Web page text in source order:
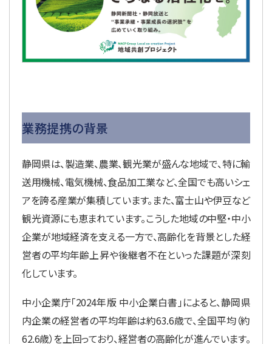
業務提携の背景
静岡県は、製造業、農業、観光業が盛んな地域で、特に輸
送用機械、電気機械、食品加工業など、全国でも高いシェ
アを誇る産業が集積しています。また、富士山や伊豆など
観光資源にも恵まれています。こうした地域の中堅・中小
企業が地域経済を支える一方で、高齢化を背景とした経
営者の平均年齢上昇や後継者不在といった課題が深刻
化しています。
中小企業庁「2024年版 中小企業白書」によると、静岡県
内企業の経営者の平均年齢は約63.6歳で、全国平均（約
62.6歳）を上回っており、経営者の高齢化が進んでいます。